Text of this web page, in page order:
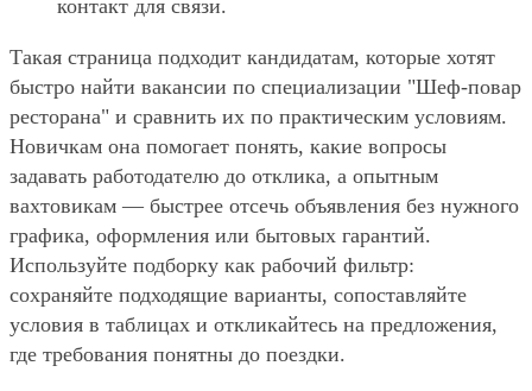
контакт для связи.
Такая страница подходит кандидатам, которые хотят
быстро найти вакансии по специализации "Шеф-повар
ресторана" и сравнить их по практическим условиям.
Новичкам она помогает понять, какие вопросы
задавать работодателю до отклика, а опытным
вахтовикам — быстрее отсечь объявления без нужного
графика, оформления или бытовых гарантий.
Используйте подборку как рабочий фильтр:
сохраняйте подходящие варианты, сопоставляйте
условия в таблицах и откликайтесь на предложения,
где требования понятны до поездки.